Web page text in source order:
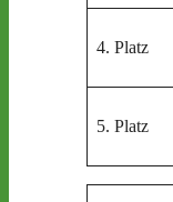
4. Platz
5. Platz